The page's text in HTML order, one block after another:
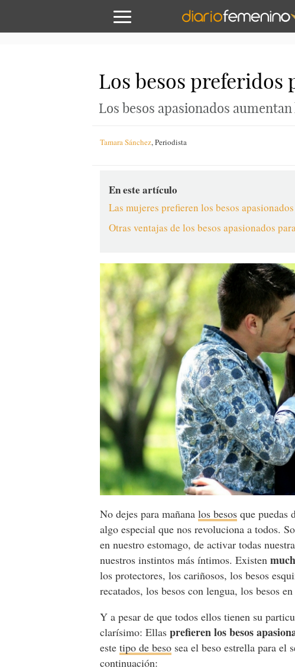
Los besos preferidos
Los besos apasionados
Tamara Sánchez,Periodista
En este artículo
Las mujeres prefieren los besos
Otras ventajas de los besos apasionados
No dejes para mañanalos besos que puedas
algo especial que nos revoluciona a todos.
en nuestro estomago, de activar todas
nuestros instintos más íntimos. Existen
los protectores, los cariñosos, los besos
recatados, los besos con lengua, los besos
Y a pesar de que todos ellos tienen su
clarísimo: Ellasprefieren los besos
estetipo de beso sea el beso estrella para el
continuación: